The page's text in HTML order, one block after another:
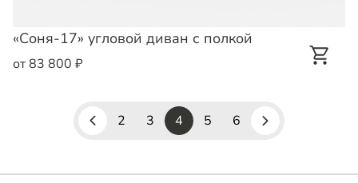
«Соня-17» угловой диван с полкой
от 83 800 ₽
2 3 4 5 6